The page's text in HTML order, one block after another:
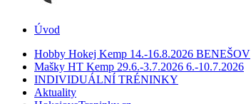
Úvod
Hobby Hokej Kemp 14.-16.8.2026 BENEŠOV
Mašky HT Kemp 29.6.-3.7.2026 6.-10.7.2026
INDIVIDUÁLNÍ TRÉNINKY
Aktuality